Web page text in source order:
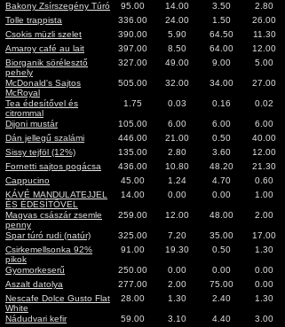
Bakony Zsírszegény Túró
95.00 14.00 3.50
2.80
Tolle trappista
336.00 24.00 1.50
26.00
Csokis müzli szelet
390.00 5.90 64.50
11.30
Amaroy café au lait
397.00 8.50 64.00
12.00
Biorganik sörélesztő
pehely
327.00 49.00 9.00 5.00
McDonald's Sajtos
McRoyal
505.00 32.00 34.00 27.00
Tea édesítővel és
citrommal
1.75 0.03 0.16 0.02
Dijoni mustár 105.00 6.00 6.00
6.00
Dán jellegű szalámi
446.00 21.00 0.50
40.00
Sissy tejföl (12%)
135.00 2.80 3.60
12.00
Fornetti sajtos pogácsa
436.00 10.80 48.20
21.30
Cappucino
45.00 1.24 4.70
0.60
KÁVÉ MANDULATEJJEL
ÉS ÉDESÍTŐVEL
14.00 0.00 0.00 1.00
Magvas császár zsemle
penny
259.00 12.00 48.00 2.00
Spar túró rudi (natúr) 325.00 7.20 35.00
17.00
Csirkemellsonka 92%
pikok
91.00 19.30 0.50 1.30
Gyomorkeserű 250.00 0.00 0.00
0.00
Aszalt datolya
277.00 2.00 75.00
0.00
Nescafe Dolce Gusto Flat
White
28.00 1.30 2.40 1.30
Nádudvari kefir 59.00 3.10 4.40
3.00